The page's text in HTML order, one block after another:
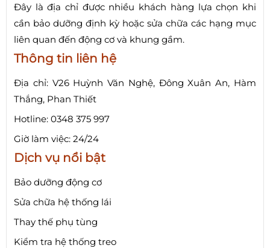
Đây là địa chỉ được nhiều khách hàng lựa chọn khi
cần bảo dưỡng định kỳ hoặc sửa chữa các hạng mục
liên quan đến động cơ và khung gầm.
Thông tin liên hệ
Địa chỉ: V26 Huỳnh Văn Nghệ, Đông Xuân An, Hàm
Thắng, Phan Thiết
Hotline: 0348 375 997
Giờ làm việc: 24/24
Dịch vụ nổi bật
Bảo dưỡng động cơ
Sửa chữa hệ thống lái
Thay thế phụ tùng
Kiểm tra hệ thống treo